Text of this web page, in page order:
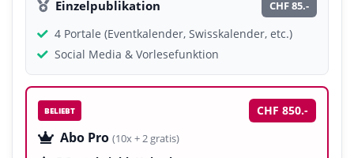
Einzelpublikation CHF 85.-
4 Portale (Eventkalender, Swisskalender, etc.)
Social Media & Vorlesefunktion
BELIEBT CHF 850.-
Abo Pro (10x + 2 gratis)